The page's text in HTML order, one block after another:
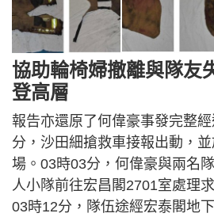
協助輪椅婦撤離與隊友
登高層
報告亦還原了何偉豪事發完整
分，沙田細搶救車接報出動，
場。03時03分，何偉豪與兩名
人小隊前往宏昌閣2701室處理
03時12分，隊伍途經宏泰閣地